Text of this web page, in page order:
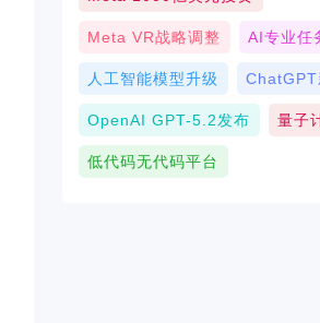
Meta VR战略调整 AI专业任
人工智能模型升级 ChatGPT
OpenAI GPT-5.2发布 量子
低代码无代码平台